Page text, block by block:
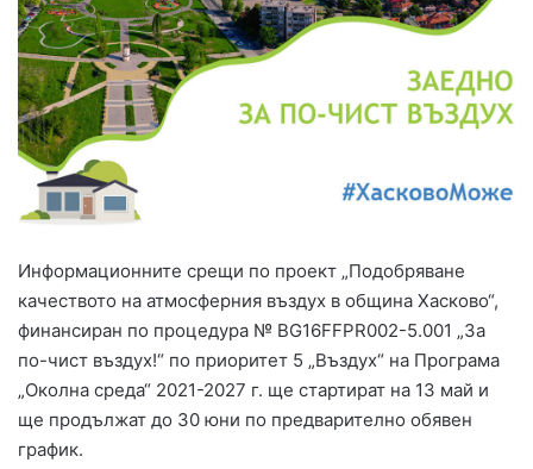
Информационните срещи по проект „Подобряване
качеството на атмосферния въздух в община Хасково“,
финансиран по процедура № BG16FFPR002-5.001 „За
по-чист въздух!“ по приоритет 5 „Въздух“ на Програма
„Околна среда“ 2021-2027 г. ще стартират на 13 май и
ще продължат до 30 юни по предварително обявен
график.